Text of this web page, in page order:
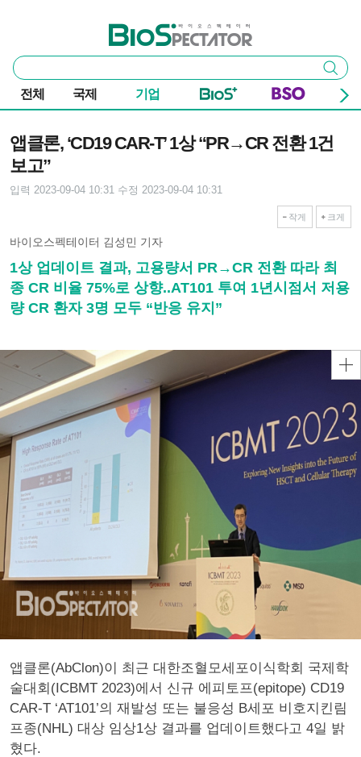
바이오스펙테이터
통
합
검
색
검색
전체 국제 기업
앱클론, ‘CD19 CAR-T’ 1상 “PR→CR 전환 1건
보고”
입력 2023-09-04 10:31 수정 2023-09-04 10:31
작게 크게
바이오스펙테이터 김성민 기자
1상 업데이트 결과, 고용량서 PR→CR 전환 따라 최
종 CR 비율 75%로 상향..AT101 투여 1년시점서 저용
량 CR 환자 3명 모두 “반응 유지”
앱클론(AbClon)이 최근 대한조혈모세포이식학회 국제학
술대회(ICBMT 2023)에서 신규 에피토프(epitope) CD19
CAR-T ‘AT101’의 재발성 또는 불응성 B세포 비호지킨림
프종(NHL) 대상 임상1상 결과를 업데이트했다고 4일 밝
혔다.